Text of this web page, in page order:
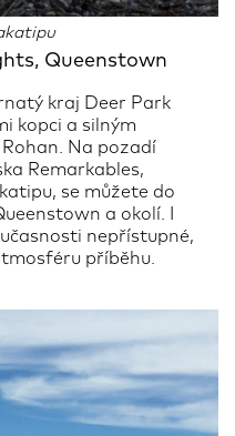
Queenstown
kraj Deer Park
kopci a silným
Na pozadí
Remarkables,
se můžete do
a okolí. I
nepřístupné,
příběhu.